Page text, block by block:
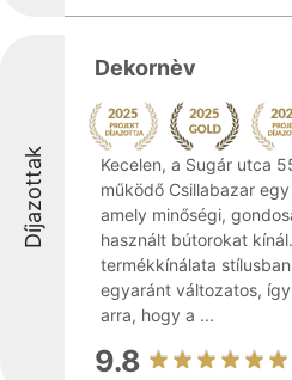
Díjazottak
Dekornèv
Kecelen, a Sugár utca
működő Csillabazar
amely minőségi,
használt bútorokat
termékkínálata
egyaránt változatos,
arra, hogy a ...
9.8